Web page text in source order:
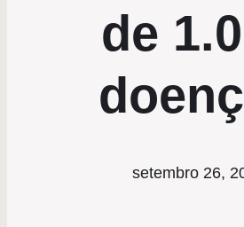
de
setembro 26,